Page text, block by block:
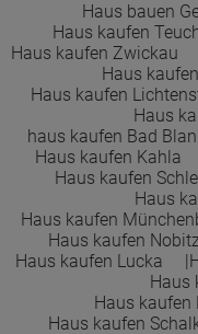
Town &Country
Haus bauen
Haus kaufen
Haus kaufen Zwickau
Haus
Haus kaufen
Haus
haus kaufen Bad
Haus kaufen Kahla
Haus kaufen
Haus
Haus kaufen
Haus kaufen
Haus kaufen Lucka
Haus
Haus kaufen
Haus kaufen